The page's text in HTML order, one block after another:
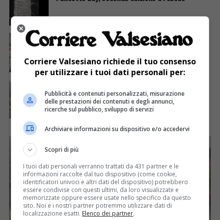
ATTUALITÀ 3 anni fa
E’ tornato a Fobello il quadro di Enrico Crespi
Quattromila centocinquanta volte grazie dalla
pro loco di Fobello
Corriere Valsesiano richiede il tuo consenso
per utilizzare i tuoi dati personali per:
Pubblicità e contenuti personalizzati, misurazione
delle prestazioni dei contenuti e degli annunci,
ricerche sul pubblico, sviluppo di servizi
Archiviare informazioni su dispositivo e/o accedervi
Scopri di più
I tuoi dati personali verranno trattati da 431 partner e le
informazioni raccolte dal tuo dispositivo (come cookie,
identificatori univoci e altri dati del dispositivo) potrebbero
essere condivise con questi ultimi, da loro visualizzate e
memorizzate oppure essere usate nello specifico da questo
sito. Noi e i nostri partner potremmo utilizzare dati di
localizzazione esatti. Elenco dei partner.